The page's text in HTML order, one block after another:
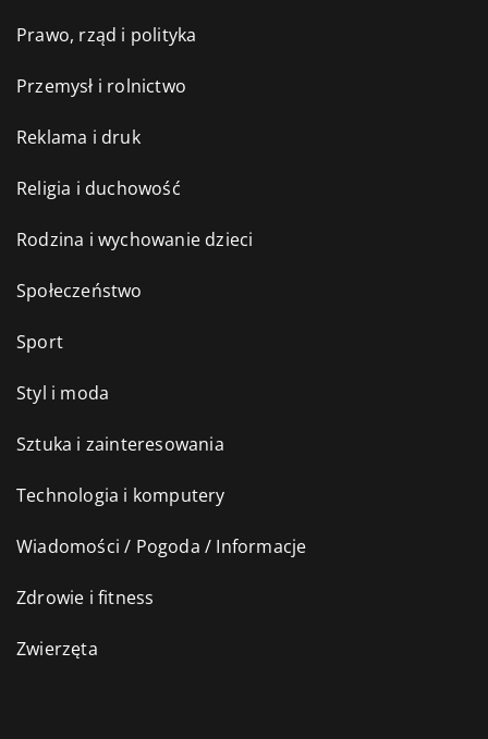
Prawo, rząd i polityka
Przemysł i rolnictwo
Reklama i druk
Religia i duchowość
Rodzina i wychowanie dzieci
Społeczeństwo
Sport
Styl i moda
Sztuka i zainteresowania
Technologia i komputery
Wiadomości / Pogoda / Informacje
Zdrowie i fitness
Zwierzęta